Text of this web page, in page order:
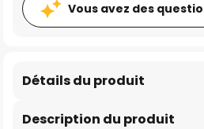
Vous avez des
Description du produit
Détails du produit